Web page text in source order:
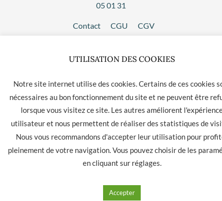
05 01 31
Contact CGU CGV
UTILISATION DES COOKIES
Notre site internet utilise des cookies. Certains de ces cookies
nécessaires au bon fonctionnement du site et ne peuvent être
lorsque vous visitez ce site. Les autres améliorent
utilisateur et nous permettent de réaliser des statistiques de
Nous vous recommandons d'accepter leur utilisation pour
pleinement de votre navigation. Vous pouvez choisir de les
en cliquant sur réglages.
Accepter